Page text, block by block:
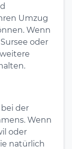
Umzug
Wenn
oder
der
Wenn
oder
natürlich